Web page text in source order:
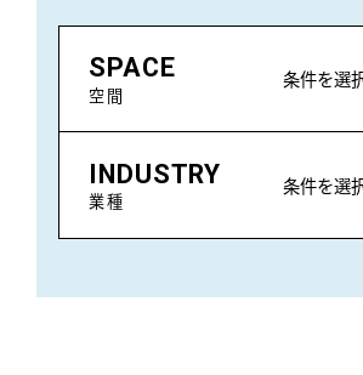
SPACE
空間
条件を選
INDUSTRY
業種
条件を選